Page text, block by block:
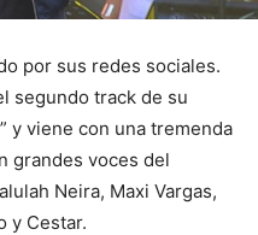
por sus redes sociales.
segundo track de su
y viene con una tremenda
grandes voces del
Neira, Maxi Vargas,
y Cestar.